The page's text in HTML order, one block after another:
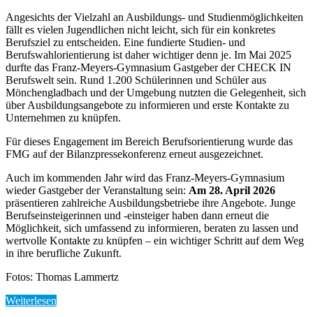
Angesichts der Vielzahl an Ausbildungs- und Studienmöglichkeiten
fällt es vielen Jugendlichen nicht leicht, sich für ein konkretes
Berufsziel zu entscheiden. Eine fundierte Studien- und
Berufswahlorientierung ist daher wichtiger denn je. Im Mai 2025
durfte das Franz-Meyers-Gymnasium Gastgeber der CHECK IN
Berufswelt sein. Rund 1.200 Schülerinnen und Schüler aus
Mönchengladbach und der Umgebung nutzten die Gelegenheit, sich
über Ausbildungsangebote zu informieren und erste Kontakte zu
Unternehmen zu knüpfen.
Für dieses Engagement im Bereich Berufsorientierung wurde das
FMG auf der Bilanzpressekonferenz erneut ausgezeichnet.
Auch im kommenden Jahr wird das Franz-Meyers-Gymnasium
wieder Gastgeber der Veranstaltung sein: Am 28. April 2026
präsentieren zahlreiche Ausbildungsbetriebe ihre Angebote. Junge
Berufseinsteigerinnen und -einsteiger haben dann erneut die
Möglichkeit, sich umfassend zu informieren, beraten zu lassen und
wertvolle Kontakte zu knüpfen – ein wichtiger Schritt auf dem Weg
in ihre berufliche Zukunft.
Fotos: Thomas Lammertz
Weiterlesen